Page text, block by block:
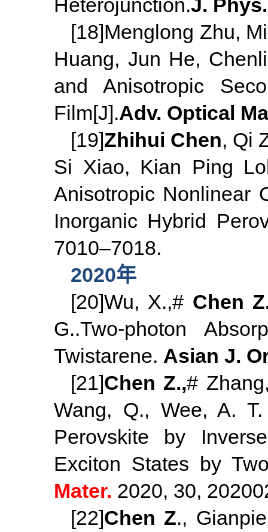
Heterojunction.J.
[18]Menglong Zhu,
Huang, Jun He,
and Anisotropic
Film[J].Adv. Optical
[19]Zhihui Chen, Qi
Si Xiao, Kian Ping
Anisotropic Nonlinear
Inorganic Hybrid
7010–7018.
2020年
[20]Wu, X.,# Chen
G..Two-photon
Twistarene. Asian J.
[21]Chen Z.,#
Wang, Q., Wee, A.
Perovskite by
Exciton States by
Mater. 2020, 30,
[22]Chen Z.,